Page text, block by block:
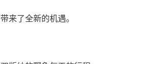
来了全新的机遇。